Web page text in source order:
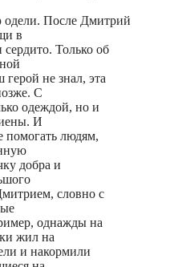
одели. После Дмитрий
в
Только об
не знал, эта
С
одеждой, но и
И
помогать людям,
добра и
словно с
однажды на
жил на
и накормили